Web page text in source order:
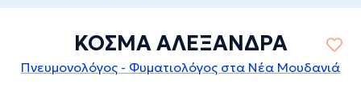
ΚΟΣΜΑ ΑΛΕΞΑΝΔΡΑ
Πνευμονολόγος - Φυματιολόγος στα Νέα Μουδανιά